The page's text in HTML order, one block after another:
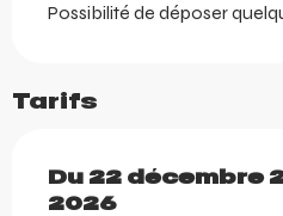
Possibilité de déposer
Tarifs
Du 22 décembre
Du 22 décembre
2026